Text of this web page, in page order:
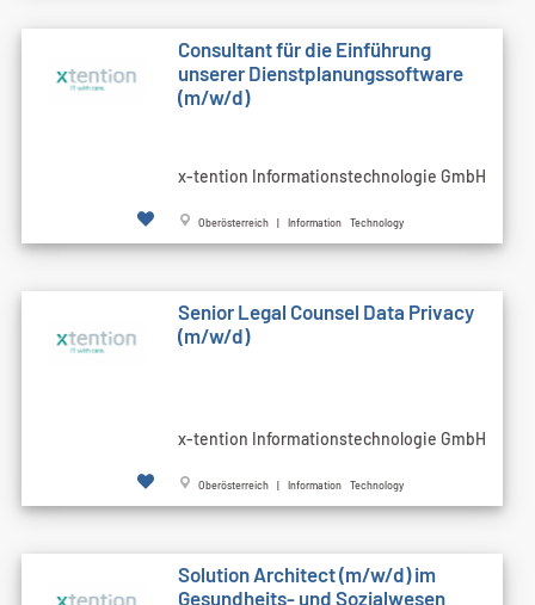
Consultant für die Einführung
unserer Dienstplanungssoftware
(m/w/d)
x-tention Informationstechnologie GmbH
Oberösterreich | Information Technology
Senior Legal Counsel Data Privacy
(m/w/d)
x-tention Informationstechnologie GmbH
Oberösterreich | Information Technology
Solution Architect (m/w/d) im
Gesundheits- und Sozialwesen